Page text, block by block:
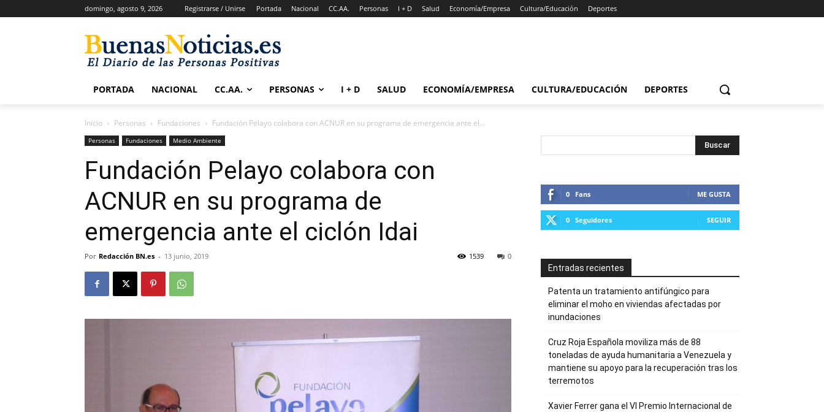
domingo, agosto 9, 2026 Registrarse / Unirse Portada Nacional CC.AA. Personas I + D Salud Economía/Empresa Cultura/Educación Deportes
PORTADA NACIONAL CC.AA. PERSONAS I + D SALUD ECONOMÍA/EMPRESA CULTURA/EDUCACIÓN DEPORTES
Inicio Personas Fundaciones Fundación Pelayo colabora con ACNUR en su programa de emergencia ante el...
Personas Fundaciones Medio Ambiente
Fundación Pelayo colabora con
ACNUR en su programa de
emergencia ante el ciclón Idai
Por Redacción BN.es - 13 junio, 2019 0
1539
0 Fans ME GUSTA
0 Seguidores SEGUIR
Entradas recientes
Patenta un tratamiento antifúngico para
eliminar el moho en viviendas afectadas por
inundaciones
Cruz Roja Española moviliza más de 88
toneladas de ayuda humanitaria a Venezuela y
mantiene su apoyo para la recuperación tras los
terremotos
Xavier Ferrer gana el VI Premio Internacional de